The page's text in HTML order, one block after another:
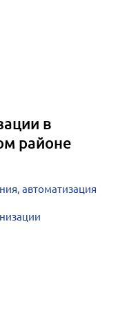
в
районе
автоматизация